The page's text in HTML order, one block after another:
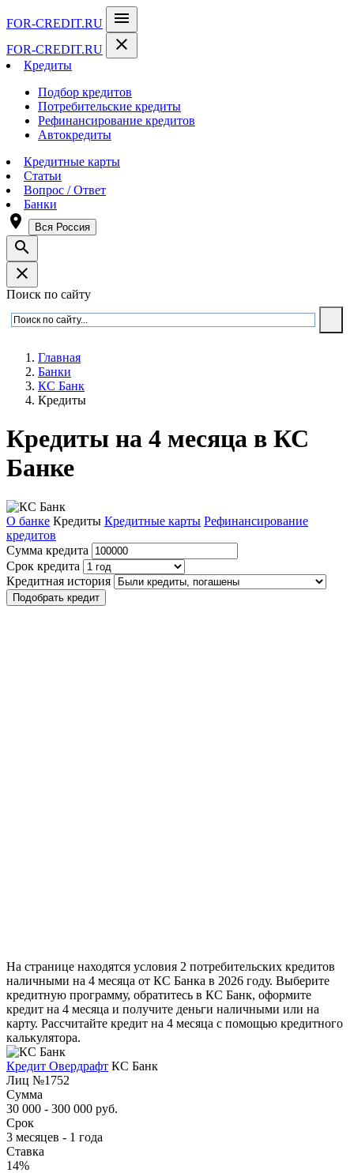
FOR-CREDIT.RU menu
FOR-CREDIT.RU close
Кредиты
Подбор кредитов
Потребительские кредиты
Рефинансирование кредитов
Автокредиты
Кредитные карты
Статьи
Вопрос / Ответ
Банки
room Вся Россия
search
close
Поиск по сайту
Главная
Банки
КС Банк
Кредиты
Кредиты на 4 месяца в КС
Банке
О банке Кредиты Кредитные карты Рефинансирование
кредитов
Сумма кредита
Срок кредита
Кредитная история
Подобрать кредит
На странице находятся условия 2 потребительских кредитов
наличными на 4 месяца от КС Банка в 2026 году. Выберите
кредитную программу, обратитесь в КС Банк, оформите
кредит на 4 месяца и получите деньги наличными или на
карту. Рассчитайте кредит на 4 месяца с помощью кредитного
калькулятора.
Кредит Овердрафт КС Банк
Лиц №1752
Сумма
30 000 - 300 000 руб.
Срок
3 месяцев - 1 года
Ставка
14%